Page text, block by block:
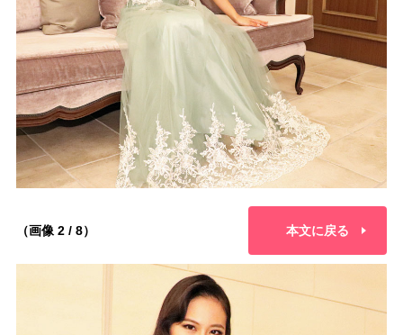
（画像 2 / 8） 本文に戻る